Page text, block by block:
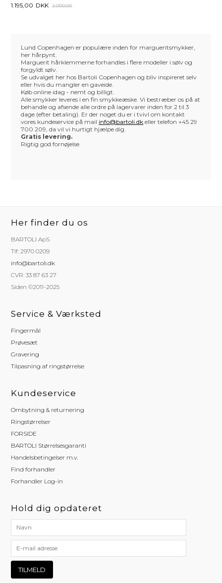
1.195,00 DKK 2.000,00
Lund Copenhagen er populære inden for margueritsmykker,
her hårpynt.
Marguerit hårklemmerne forhandles i flere modeller i sølv og
forgyldt sølv.
Se udvalget her hos Bartoli Copenhagen og bliv inspireret selv
eller hvis du mangler en gaveide.
Køb online idag - nemt og billigt.
Alle smykker leveres i en fin smykkeæske. Vi bestræber os på at
behandle og afsende alle ordre på lagervarer inden for 2 til 3
dage (efter betaling). Er der noget du er i tvivl om kontakt
vores kundeservice på mail info@bartoli.dk eller telefon +45 29
700 209, da vil vi hurtigt hjælpe dig.
Gratis levering.
Rigtig god fornøjelse.
Her finder du os
BARTOLI ApS
Tlf: 2970 0209
info@bartoli.dk
CVR: 33 87 63 27
Siden ©2011-2025
Service & Værksted
Fingermål
Prøvesæt
Gravering
Tilpasning af ringstørrelse
Kundeservice
Ombytning & returnering
Ringstørrelser
FORSIDE
BARTOLI Størrelsesgaranti
Handelsbetingelser m.v.
Find forhandler
Forhandler Log-in
Hold dig opdateret